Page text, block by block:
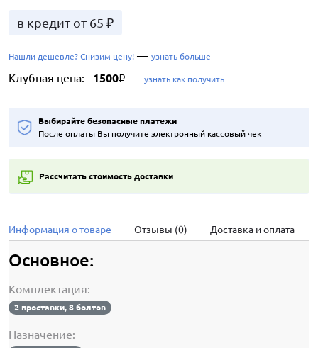
в кредит от 65 ₽
Нашли дешевле? Снизим цену! — узнать больше
Клубная цена: 1500₽— узнать как получить
Выбирайте безопасные платежи
После оплаты Вы получите электронный кассовый чек
Рассчитать стоимость доставки
Информация о товаре Отзывы (0) Доставка и оплата
Основное:
Комплектация:
2 проставки, 8 болтов
Назначение: